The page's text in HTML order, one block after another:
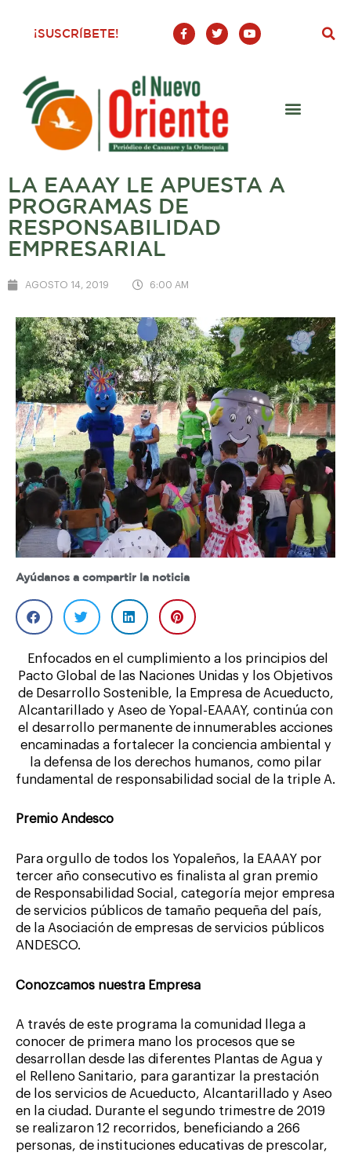
¡SUSCRÍBETE!
F
a
c
o
o
-
T
w
i
Y
o
u
LA EAAAY LE APUESTA A
PROGRAMAS DE
RESPONSABILIDAD
EMPRESARIAL
AGOSTO 14, 2019 6:00 AM
Ayúdanos a compartir la noticia
Enfocados en el cumplimiento a los principios del
Pacto Global de las Naciones Unidas y los Objetivos
de Desarrollo Sostenible, la Empresa de Acueducto,
Alcantarillado y Aseo de Yopal-EAAAY, continúa con
el desarrollo permanente de innumerables acciones
encaminadas a fortalecer la conciencia ambiental y
la defensa de los derechos humanos, como pilar
fundamental de responsabilidad social de la triple A.
Premio Andesco
Para orgullo de todos los Yopaleños, la EAAAY por
tercer año consecutivo es finalista al gran premio
de Responsabilidad Social, categoría mejor empresa
de servicios públicos de tamaño pequeña del país,
de la Asociación de empresas de servicios públicos
ANDESCO.
Conozcamos nuestra Empresa
A través de este programa la comunidad llega a
conocer de primera mano los procesos que se
desarrollan desde las diferentes Plantas de Agua y
el Relleno Sanitario, para garantizar la prestación
de los servicios de Acueducto, Alcantarillado y Aseo
en la ciudad. Durante el segundo trimestre de 2019
se realizaron 12 recorridos, beneficiando a 266
personas, de instituciones educativas de prescolar,